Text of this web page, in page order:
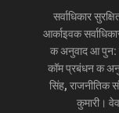
सर्वाधिकार
आर्काइवक
क अनुवाद आ पुन:
कॉम प्रबंधन क
सिंह, राजनीतिक
कुमारी।